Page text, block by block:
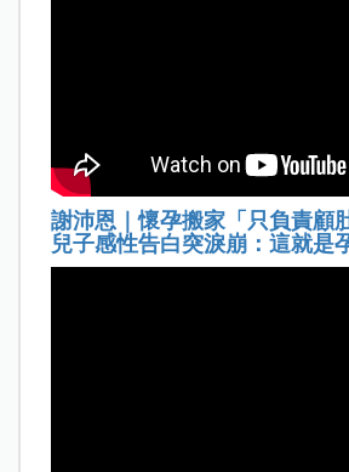
謝沛恩｜懷孕搬家「只負責顧
兒子感性告白突淚崩：這就是